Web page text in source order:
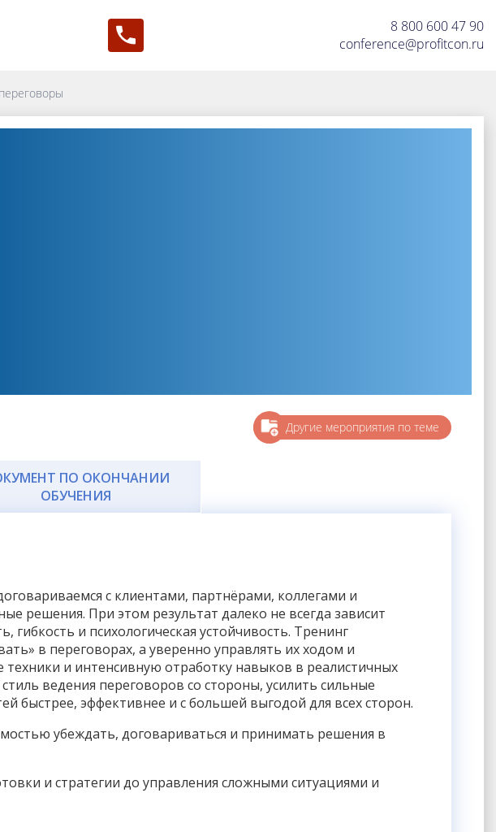
8 800 600 47 90
conference@profitcon.ru
Другие мероприятия по теме
ПО ОКОНЧАНИИ
ОБУЧЕНИЯ
с клиентами, партнёрами, коллегами и
решения. При этом результат далеко не всегда зависит
и психологическая устойчивость. Тренинг
в переговорах, а уверенно управлять их ходом и
и интенсивную отработку навыков в реалистичных
ведения переговоров со стороны, усилить сильные
быстрее, эффективнее и с большей выгодой для всех сторон.
убеждать, договариваться и принимать решения в
и стратегии до управления сложными ситуациями и